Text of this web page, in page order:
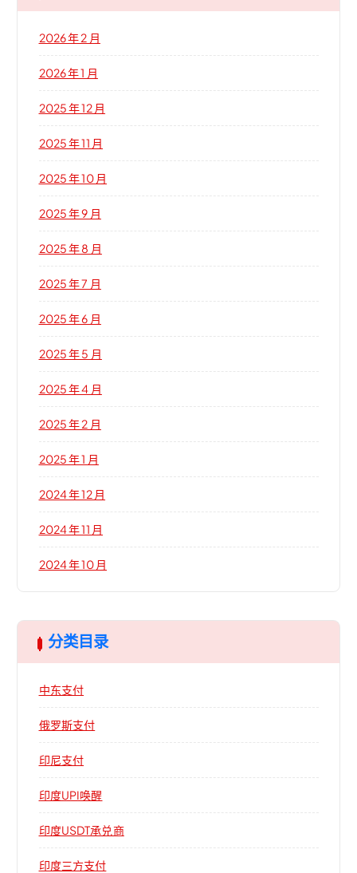
2026 年 2 月
2026 年 1 月
2025 年 12 月
2025 年 11 月
2025 年 10 月
2025 年 9 月
2025 年 8 月
2025 年 7 月
2025 年 6 月
2025 年 5 月
2025 年 4 月
2025 年 2 月
2025 年 1 月
2024 年 12 月
2024 年 11 月
2024 年 10 月
分类目录
中东支付
俄罗斯支付
印尼支付
印度UPI唤醒
印度USDT承兑商
印度三方支付